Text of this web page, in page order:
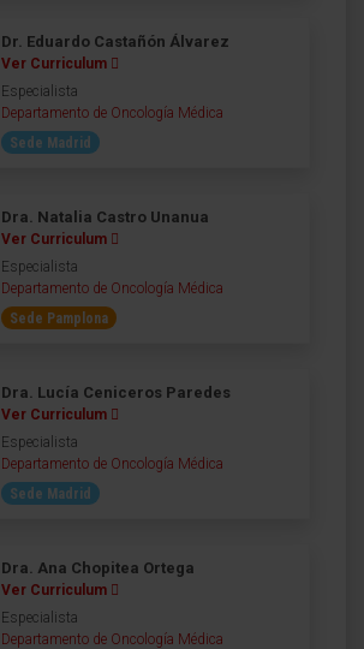
Dr. Eduardo Castañón Álvarez
Ver Curriculum
Especialista
Departamento de Oncología Médica
Sede Madrid
Dra. Natalia Castro Unanua
Ver Curriculum
Especialista
Departamento de Oncología Médica
Sede Pamplona
Dra. Lucía Ceniceros Paredes
Ver Curriculum
Especialista
Departamento de Oncología Médica
Sede Madrid
Dra. Ana Chopitea Ortega
Ver Curriculum
Especialista
Departamento de Oncología Médica